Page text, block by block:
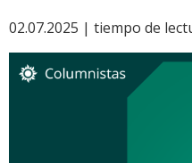
02.07.2025 | tiempo de